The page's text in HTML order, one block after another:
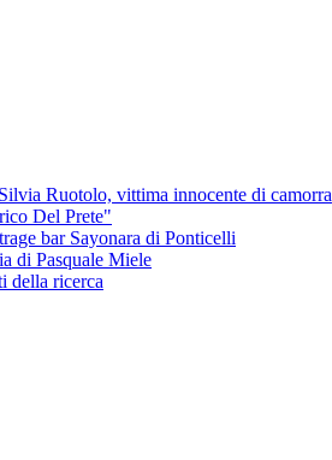
Ruotolo, vittima innocente di camorra
Del Prete"
bar Sayonara di Ponticelli
di Pasquale Miele
della ricerca